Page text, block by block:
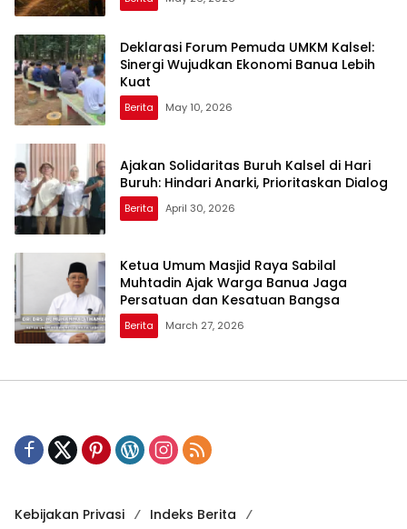
Deklarasi Forum Pemuda UMKM Kalsel:
Sinergi Wujudkan Ekonomi Banua Lebih
Kuat
Berita May 10, 2026
Ajakan Solidaritas Buruh Kalsel di Hari
Buruh: Hindari Anarki, Prioritaskan Dialog
Berita April 30, 2026
Ketua Umum Masjid Raya Sabilal
Muhtadin Ajak Warga Banua Jaga
Persatuan dan Kesatuan Bangsa
Berita March 27, 2026
Kebijakan Privasi
Indeks Berita